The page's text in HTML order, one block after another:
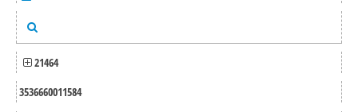
21464
3536660011584